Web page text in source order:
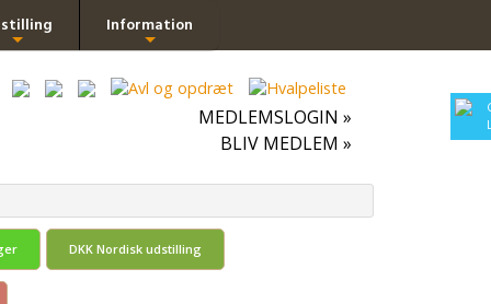
Information
MEDLEMSLOGIN »
BLIV MEDLEM »
DKK Nordisk udstilling